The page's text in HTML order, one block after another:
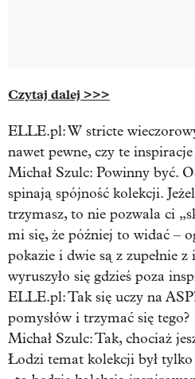
Czytaj dalej >>>
ELLE.pl: W stricte
nawet pewne, czy te
Michał Szulc: Powinny być.
spinają spójność kolekcji.
trzymasz, to nie pozwala ci
mi się, że później to widać –
pokazie i dwie są z zupełnie
wyruszyło się gdzieś poza
ELLE.pl: Tak się uczy na
pomysłów i trzymać się tego?
Michał Szulc:Tak, chociaż
Łodzi temat kolekcji był